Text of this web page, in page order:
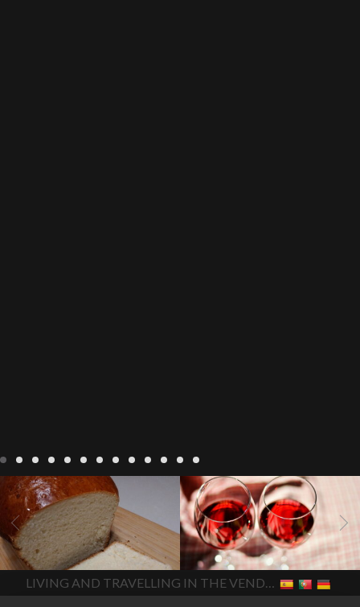
Recepten Wonen
baken in
Frankrijk bakken in de
Vendee
brood bakken
brood met gist gist brood
het beste brood hoe moet
ik brood bakken is melk
brood gezond is melkbrood
gezond mama's brood melk
brood melk brood en
In The Vendee
Blog Wonen beaujolais
2022 Beaujolais Nouveau
2022 De wijnmakers laten
de druiventrossen gisten in
een anaërobe donderdag
17 november 2022 is
beaujolais dag hoe lang is
Beaujolais Nouveau
houdbaar hoeveel flessen
In The Vendee
LIVING AND TRAVELLING IN THE VENDÉE